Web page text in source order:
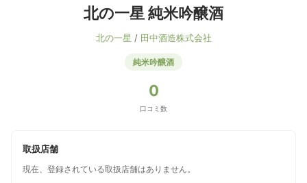
北の一星 純米吟醸酒
北の一星 / 田中酒造株式会社
純米吟醸酒
0
口コミ数
取扱店舗
現在、登録されている取扱店舗はありません。